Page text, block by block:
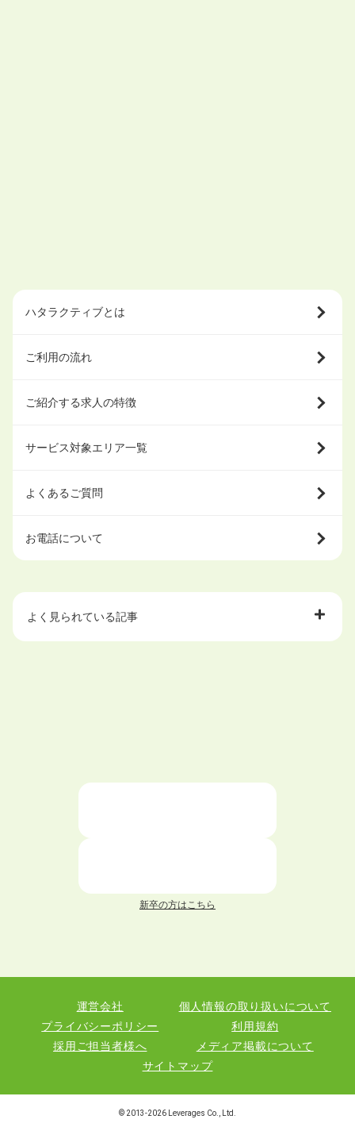
ハタラクティブとは
ご利用の流れ
ご紹介する求人の特徴
サービス対象エリア一覧
よくあるご質問
お電話について
よく見られている記事
仕事が続かない人の特徴と対処法を解説！
面接 記事一覧
職務経歴書 記事一覧
退職 記事一覧
新卒の方はこちら
運営会社
個人情報の取り扱いについて
プライバシーポリシー
利用規約
採用ご担当者様へ
メディア掲載について
サイトマップ
© 2013-2026 Leverages Co., Ltd.